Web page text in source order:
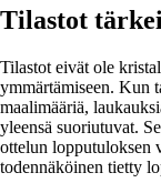
Tilastot
Tilastot eivät ole
ymmärtämiseen. Kun
maalimääriä,
yleensä suoriutuvat.
ottelun lopputuloksen
todennäköinen tietty